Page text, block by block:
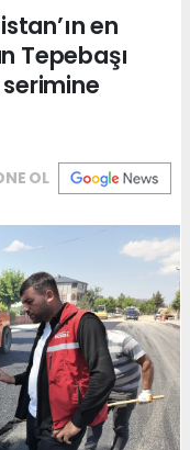
en
Tepebaşı
OL